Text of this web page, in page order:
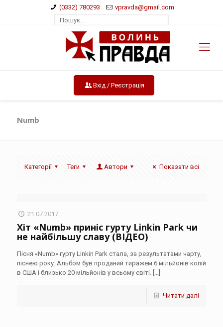
(0332) 780293 vpravda@gmail.com
Вхід / Реєстрація
Numb
Категорії Теги Автори Показати всі
21.07.2017
Хіт «Numb» приніс гурту Linkin Park чи
не найбільшу славу (ВІДЕО)
Пісня «Numb» гурту Linkin Park стала, за результатами чарту,
піснею року. Альбом був проданий тиражем 6 мільйонів копій
в США і близько 20 мільйонів у всьому світі.[…]
Читати далі